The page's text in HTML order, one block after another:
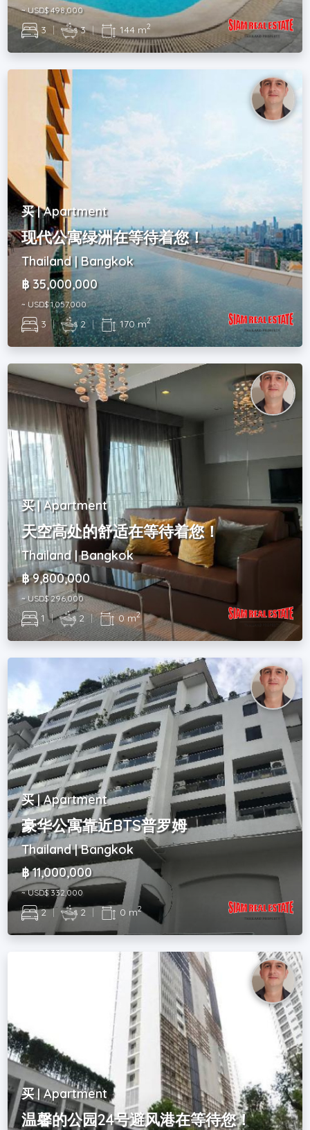
~ USD$ 498,000
3 | 3 | 144 m2
买 | Apartment
现代公寓绿洲在等待着您！
Thailand | Bangkok
฿ 35,000,000
~ USD$ 1,057,000
3 | 2 | 170 m2
买 | Apartment
天空高处的舒适在等待着您！
Thailand | Bangkok
฿ 9,800,000
~ USD$ 296,000
1 | 2 | 0 m2
买 | Apartment
豪华公寓靠近BTS普罗姆
Thailand | Bangkok
฿ 11,000,000
~ USD$ 332,000
2 | 2 | 0 m2
买 | Apartment
温馨的公园24号避风港在等待您！